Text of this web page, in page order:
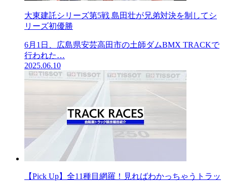
大東建託シリーズ第5戦 島田壮が兄弟対決を制してシ
リーズ初優勝
6月1日、広島県安芸高田市の土師ダムBMX TRACKで
行われた…
2025.06.10
【Pick Up】全11種目網羅！見ればわかっちゃうトラッ